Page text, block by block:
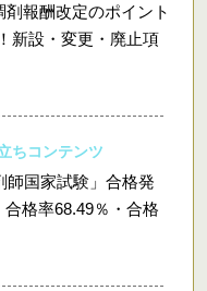
報酬改定のポイント
新設・変更・廃止項
ちコンテンツ
師国家試験」合格発
格率68.49％・合格